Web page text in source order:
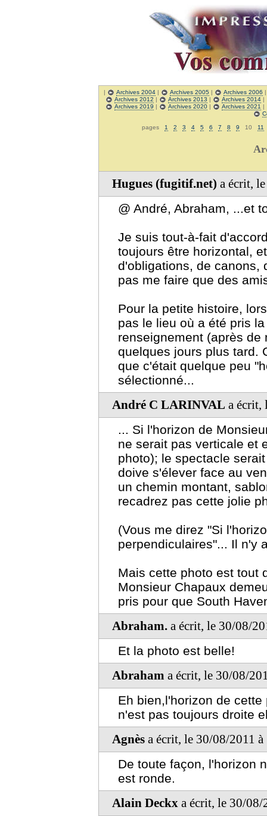
| Archives 2004| Archives 2005| Archives 2006
Archives 2012 | Archives 2013 | Archives 2014|
Archives 2019 | Archives 2020| Archives 2021 |
pages 1 2 3 4 5 6 7 8 9 10 11
Hugues (fugitif.net) a écrit,
@ André, Abraham, ...et
Je suis tout-à-fait
toujours être horizontal,
d'obligations, de canons,
pas me faire que des
Pour la petite histoire,
pas le lieu où a été pris
renseignement (après
quelques jours plus tard.
que c'était quelque peu
sélectionné...
André C LARINVAL a écrit,
... Si l'horizon de
ne serait pas verticale et
photo); le spectacle
doive s'élever face au
un chemin montant,
recadrez pas cette jolie
(Vous me direz "Si
perpendiculaires"... Il n'y
Mais cette photo est tout
Monsieur Chapaux
pris pour que South
Abraham. a écrit, le 30/08/
Et la photo est belle!
Abraham a écrit, le 30/08/
Eh bien,l'horizon de
n'est pas toujours droite
Agnès a écrit, le 30/08/2011
De toute façon, l'horizon
est ronde.
Alain Deckx a écrit, le 30/